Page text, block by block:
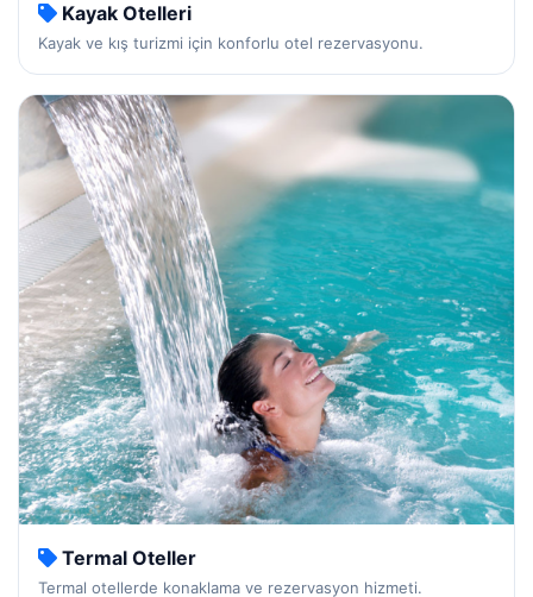
Kayak Otelleri
Kayak ve kış turizmi için konforlu otel rezervasyonu.
Termal Oteller
Termal otellerde konaklama ve rezervasyon hizmeti.